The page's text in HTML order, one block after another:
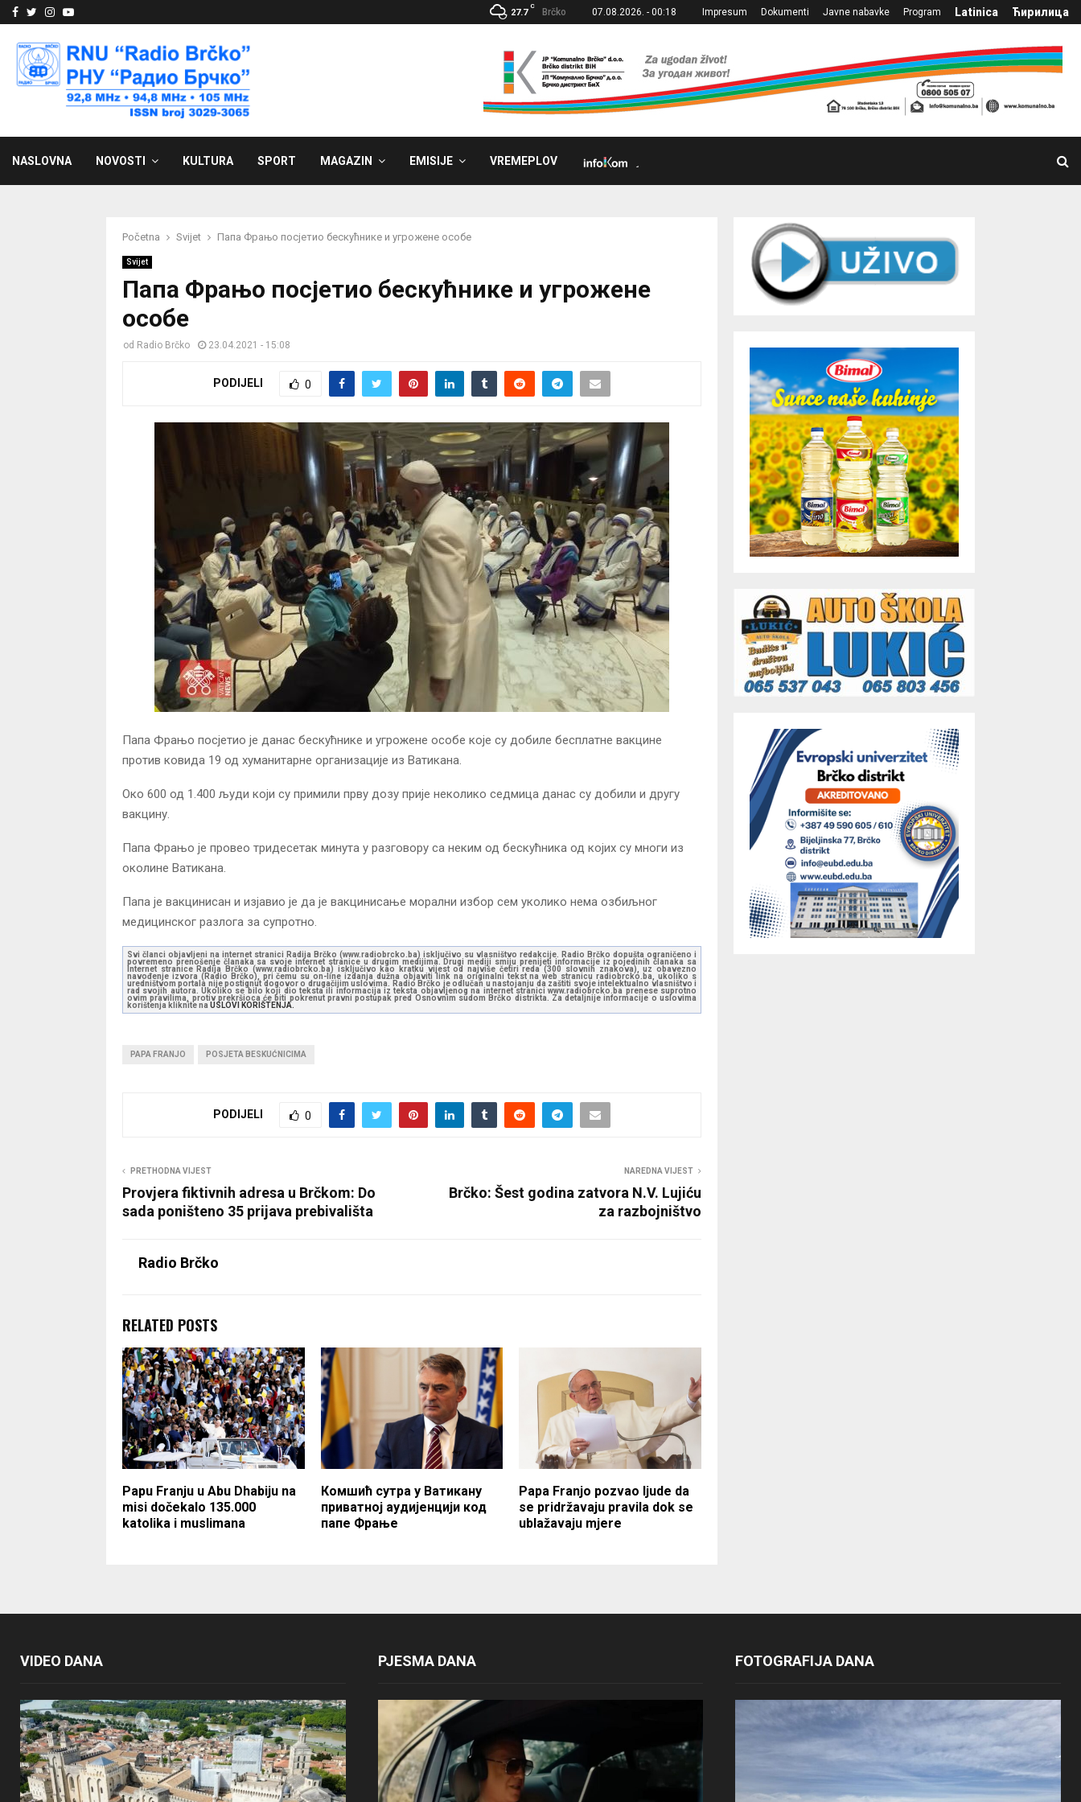
Facebook
Twitter
Instagram
Youtube 27.7
C
Brčko 07.08.2026. - 00:18 Impresum Dokumenti Javne nabavke Program Latinica Ћирилица
NASLOVNA NOVOSTI KULTURA SPORT MAGAZIN EMISIJE VREMEPLOV
Početna Svijet Папа Фрањо посјетио бескућнике и угрожене особе
Svijet
Папа Фрањо посјетио бескућнике и угрожене
особе
od Radio Brčko 23.04.2021 - 15:08
PODIJELI 0
Папа Фрањо посјетио је данас бескућнике и угрожене особе које су добиле бесплатне вакцине
против ковида 19 од хуманитарне организације из Ватикана.
Око 600 од 1.400 људи који су примили прву дозу прије неколико седмица данас су добили и другу
вакцину.
Папа Фрањо је провео тридесетак минута у разговору са неким од бескућника од којих су многи из
околине Ватикана.
Папа је вакцинисан и изјавио је да је вакцинисање морални избор сем уколико нема озбиљног
медицинског разлога за супротно.
Svi članci objavljeni na internet stranici Radija Brčko (www.radiobrcko.ba) isključivo su vlasništvo redakcije. Radio Brčko dopušta ograničeno i
povremeno prenošenje članaka sa svoje internet stranice u drugim medijima. Drugi mediji smiju prenijeti informacije iz pojedinih članaka sa
Internet stranice Radija Brčko (www.radiobrcko.ba) isključivo kao kratku vijest od najviše četiri reda (300 slovnih znakova), uz obavezno
navođenje izvora (Radio Brčko), pri čemu su on-line izdanja dužna objaviti link na originalni tekst na web stranicu radiobrcko.ba, ukoliko s
uredništvom portala nije postignut dogovor o drugačijim uslovima. Radio Brčko je odlučan u nastojanju da zaštiti svoje intelektualno vlasništvo i
rad svojih autora. Ukoliko se bilo koji dio teksta ili informacija iz teksta objavljenog na internet stranici www.radiobrcko.ba prenese suprotno
ovim pravilima, protiv prekršioca će biti pokrenut pravni postupak pred Osnovnim sudom Brčko distrikta. Za detaljnije informacije o uslovima
korištenja kliknite na USLOVI KORIŠTENJA.
PAPA FRANJO POSJETA BESKUĆNICIMA
PODIJELI 0
PRETHODNA VIJEST
Provjera fiktivnih adresa u Brčkom: Do
sada poništeno 35 prijava prebivališta
NAREDNA VIJEST
Brčko: Šest godina zatvora N.V. Lujiću
za razbojništvo
Radio Brčko
RELATED POSTS
Papu Franju u Abu Dhabiju na
misi dočekalo 135.000
katolika i muslimana
Комшић сутра у Ватикану
приватној аудијенцији код
папе Фрање
Papa Franjo pozvao ljude da
se pridržavaju pravila dok se
ublažavaju mjere
VIDEO DANA PJESMA DANA FOTOGRAFIJA DANA